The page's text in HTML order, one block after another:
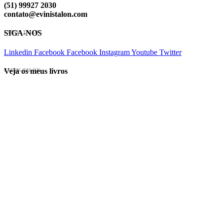
(51) 99927 2030
contato@evinistalon.com
EVINIS TALON
SIGA-NOS
Linkedin Facebook Facebook InstagramYoutube Twitter
EVINIS TALON
Veja os meus livros